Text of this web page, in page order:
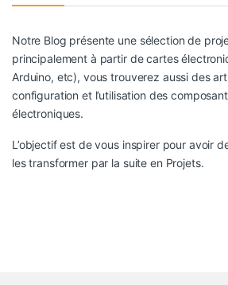
Notre Blog présente une sélection de
principalement à partir de cartes
Arduino, etc), vous trouverez aussi des
configuration et l’utilisation des
électroniques.
L’objectif est de vous inspirer pour avoir
les transformer par la suite en Projets.